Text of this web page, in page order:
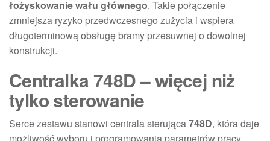
łożyskowanie wału głównego. Takie połączenie
zmniejsza ryzyko przedwczesnego zużycia i wspiera
długoterminową obsługę bramy przesuwnej o dowolnej
konstrukcji.
Centralka 748D – więcej niż
tylko sterowanie
Serce zestawu stanowi centrala sterująca748D, która daje